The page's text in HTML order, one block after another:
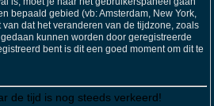
bepaald gebied (vb: Amsterdam, New York,
van dat het veranderen van de tijdzone, zoals
kunnen worden door geregistreerde
bent is dit een goed moment om dit te
de tijd is nog steeds verkeerd!